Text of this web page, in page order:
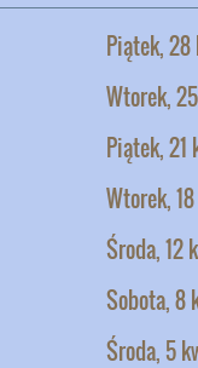
Piątek,
Wtorek,
Piątek, 21
Wtorek,
Środa, 12
Sobota, 8
Środa, 5